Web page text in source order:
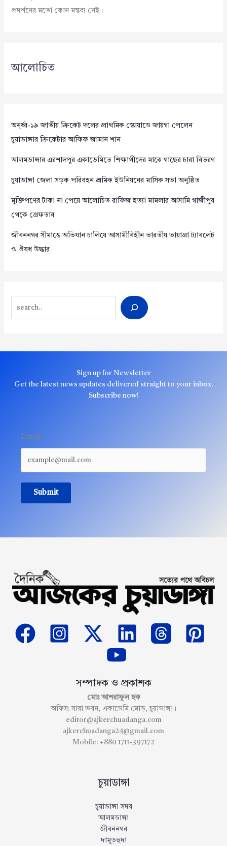
প্রদর্শনের মতো কোন মন্তব্য নেই।
আলোচিত
অনূর্ধ্ব-১৯ জাতীয় ক্রিকেট দলের প্রাথমিক স্কোয়াডে জায়গা পেলেন
চুয়াডাঙ্গার ক্রিকেটার আফিফ জামান শান
আলমডাঙ্গার এরশাদপুর একাডেমিতে শিক্ষার্থীদের মাঝে গাছের চারা বিতরণ
চুয়াডাঙ্গা জেলা সড়ক পরিবহন শ্রমিক ইউনিয়নের মাসিক সভা অনুষ্ঠিত
মুক্তিপণের টাকা না পেয়ে আলোচিত রাফিজ হত্যা মামলার আসামি গাজীপুর
থেকে গ্রেফতার
জীবননগর সীমান্তে অভিযান চালিয়ে আসামীবিহীন ভারতীয় ভায়াগ্রা ট্যাবলেট
ও ঔষধ উদ্ধার
Sign up for Newsletter
Get the latest news updates delivered straight to your inbox.
Subscribe now!
Email
Submit
সম্পাদক ও প্রকাশক
মোঃ আশরাফুল হক
অফিস: সারা ভবন, একাডেমি মোড়, চুয়াডাঙ্গা।
editor@ajkerchuadanga.com
ajkerchuadanga24@gmail.com
Mobile: +880 1711-397172
চুয়াডাঙ্গা
চুয়াডাঙ্গা সদর
আলমডাঙ্গা
জীবননগর
দামুড়হুদা